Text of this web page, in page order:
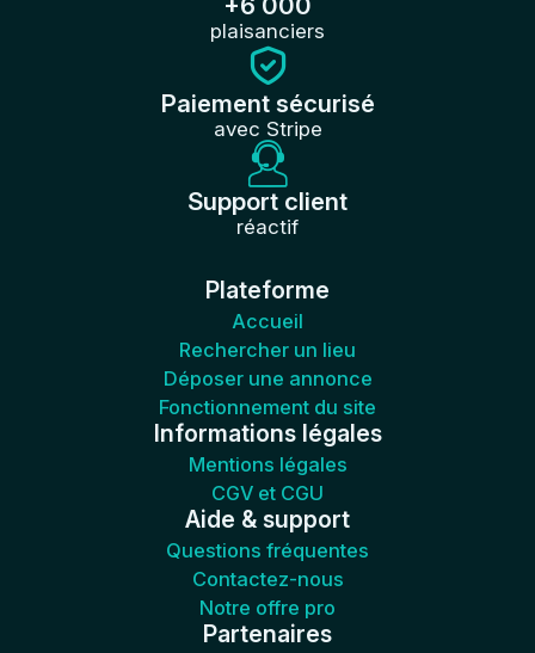
plaisanciers
Paiement sécurisé
avec Stripe
Support client
réactif
Plateforme
Accueil
Rechercher un lieu
Déposer une annonce
Fonctionnement du site
Informations légales
Mentions légales
CGV et CGU
Aide & support
Questions fréquentes
Contactez-nous
Notre offre pro
Partenaires